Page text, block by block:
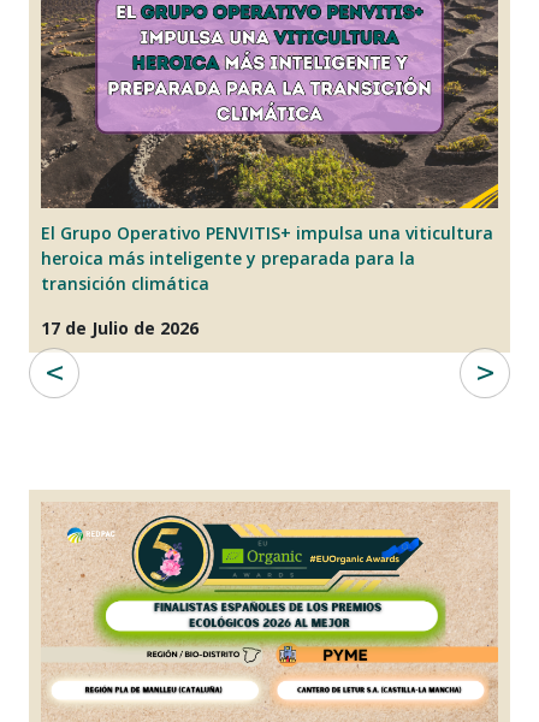
El Grupo Operativo PENVITIS+ impulsa una viticultura
heroica más inteligente y preparada para la
transición climática
17 de Julio de 2026